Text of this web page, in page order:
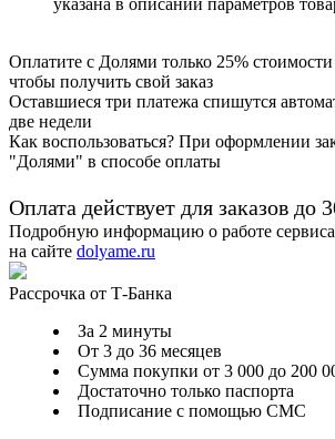
указана в описании параметров
Оплатите с Долями только 25%
чтобы получить свой заказ
Оставшиеся три платежа спишутся
две недели
Как воспользоваться? При оформлении
"Долями" в способе оплаты
Оплата действует для заказов до
Подробную информацию о работе
на сайте dolyame.ru
Рассрочка от Т-Банка
За 2 минуты
От 3 до 36 месяцев
Сумма покупки от 3 000 до 200
Достаточно только паспорта
Подписание с помощью СМС